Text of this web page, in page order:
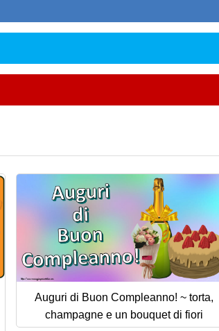
Auguri di Buon Compleanno! ~ torta,
champagne e un bouquet di fiori